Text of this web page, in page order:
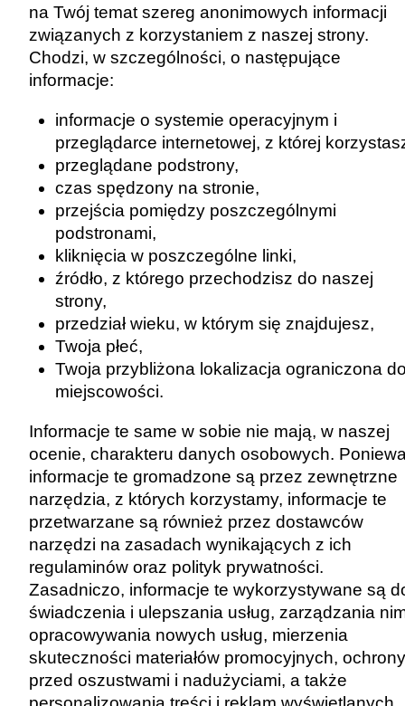
na Twój temat szereg anonimowych informacji
związanych z korzystaniem z naszej strony.
Chodzi, w szczególności, o następujące
informacje:
informacje o systemie operacyjnym i
przeglądarce internetowej, z której
przeglądane podstrony,
czas spędzony na stronie,
przejścia pomiędzy poszczególnymi
podstronami,
kliknięcia w poszczególne linki,
źródło, z którego przechodzisz do naszej
strony,
przedział wieku, w którym się znajdujesz,
Twoja płeć,
Twoja przybliżona lokalizacja ograniczona
miejscowości.
Informacje te same w sobie nie mają, w naszej
ocenie, charakteru danych osobowych.
informacje te gromadzone są przez zewnętrzne
narzędzia, z których korzystamy, informacje te
przetwarzane są również przez dostawców
narzędzi na zasadach wynikających z ich
regulaminów oraz polityk prywatności.
Zasadniczo, informacje te wykorzystywane są
świadczenia i ulepszania usług, zarządzania
opracowywania nowych usług, mierzenia
skuteczności materiałów promocyjnych, ochrony
przed oszustwami i nadużyciami, a także